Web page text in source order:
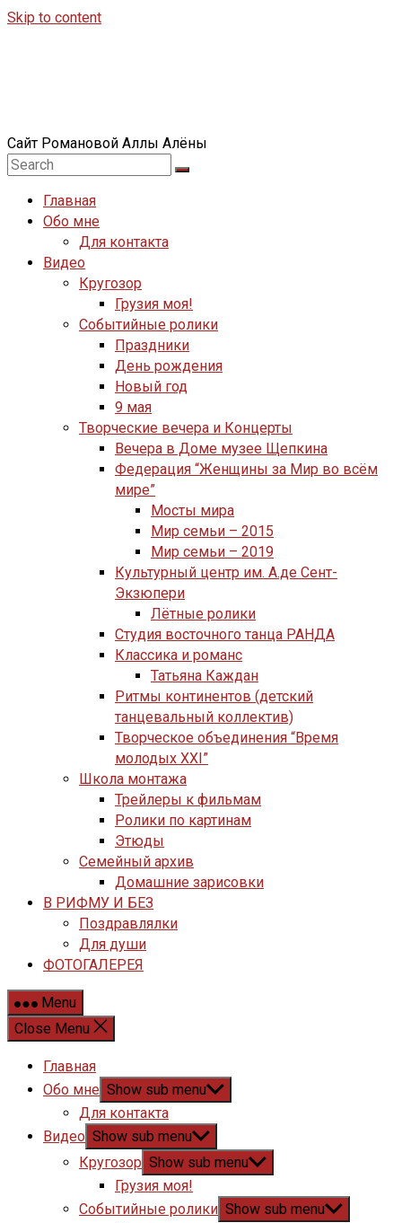
Skip to content
Сайт Романовой Аллы Алёны
Главная
Обо мне
Для контакта
Видео
Кругозор
Грузия моя!
Событийные ролики
Праздники
День рождения
Новый год
9 мая
Творческие вечера и Концерты
Вечера в Доме музее Щепкина
Федерация “Женщины за Мир во всём
мире”
Мосты мира
Мир семьи – 2015
Мир семьи – 2019
Культурный центр им. А.де Сент-
Экзюпери
Лётные ролики
Студия восточного танца РАНДА
Классика и романс
Татьяна Каждан
Ритмы континентов (детский
танцевальный коллектив)
Творческое объединения “Время
молодых XXI”
Школа монтажа
Трейлеры к фильмам
Ролики по картинам
Этюды
Семейный архив
Домашние зарисовки
В РИФМУ И БЕЗ
Поздравлялки
Для души
ФОТОГАЛЕРЕЯ
Menu
Close Menu
Главная
Обо мне Show sub menu
Для контакта
Видео Show sub menu
Кругозор Show sub menu
Грузия моя!
Событийные ролики Show sub menu